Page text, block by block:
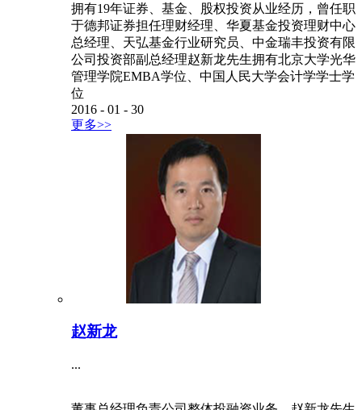
拥有19年证券、基金、股权投资从业经历，曾任职
于德邦证券担任理财经理、华夏基金投资理财中心
总经理、天弘基金行业研究员、中金瑞丰投资有限
公司投资部副总经理赵新龙先生拥有北京大学光华
管理学院EMBA学位、中国人民大学会计学学士学
位
2016 - 01 - 30
更多>>
赵新龙
...